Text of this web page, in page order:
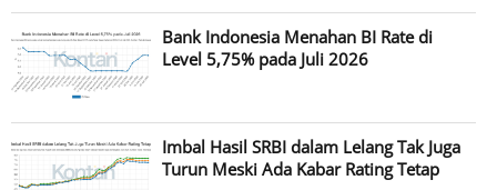
Bank Indonesia Menahan BI Rate di
Level 5,75% pada Juli 2026
Imbal Hasil SRBI dalam Lelang Tak Juga
Turun Meski Ada Kabar Rating Tetap